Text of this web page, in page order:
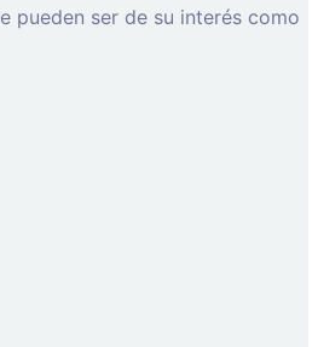
pueden ser de su interés como